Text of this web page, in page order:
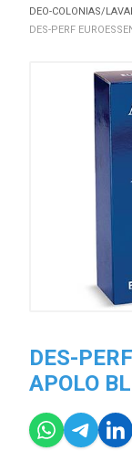
DEO-COLONIAS/
DES-PERF
DES-
APOLO